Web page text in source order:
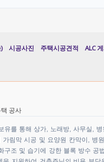
시공사진 주택시공견적 ALC
공사
유를 통해 상가, 노래방, 사무실,
가림막 시공 및 요양원 칸막이, 병
구조 및 습기에 강한 블록 방수